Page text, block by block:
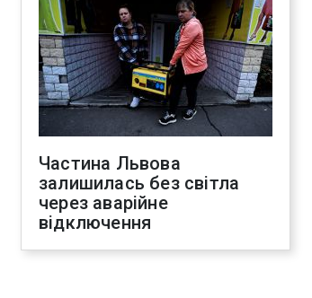
Частина Львова
залишилась без світла
через аварійне
відключення